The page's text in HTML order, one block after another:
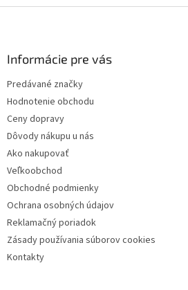
v
Informácie pre vás
Predávané značky
Hodnotenie obchodu
Ceny dopravy
Dôvody nákupu u nás
Ako nakupovať
Veľkoobchod
Obchodné podmienky
Ochrana osobných údajov
Reklamačný poriadok
Zásady používania súborov cookies
Kontakty